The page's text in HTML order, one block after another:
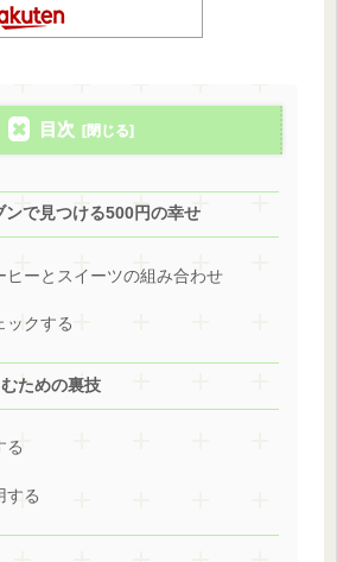
目次
ンで見つける500円の幸せ
ヒーとスイーツの組み合わせ
ックする
ための裏技
る
する